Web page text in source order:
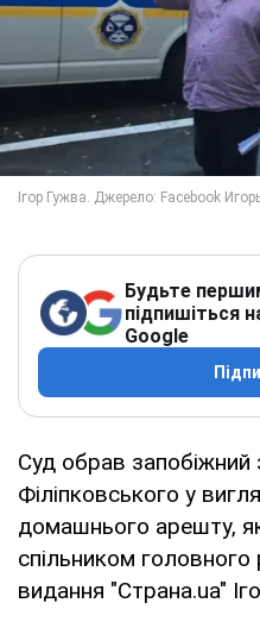
Будьте
підпишіться
Google
Суд обрав запобіжний
Філіпковського у
домашнього арешту,
спільником головного
видання "Страна.ua"